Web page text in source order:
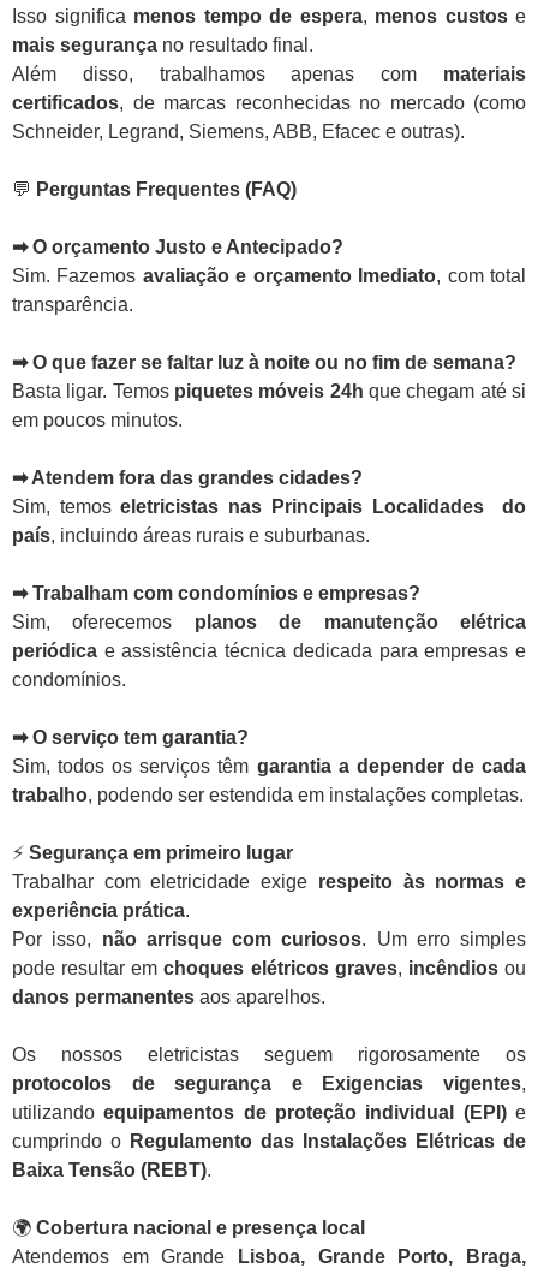
Isso significa menos tempo de espera, menos custose
mais segurança no resultado final.
Além disso, trabalhamos apenas com materiais
certificados, de marcas reconhecidas no mercado (como
Schneider, Legrand, Siemens, ABB, Efacec e outras).
💬 Perguntas Frequentes (FAQ)
➡ O orçamento Justo e Antecipado?
Sim. Fazemos avaliação e orçamento Imediato, com total
transparência.
➡ O que fazer se faltar luz à noite ou no fim de semana?
Basta ligar. Temos piquetes móveis 24h que chegam até si
em poucos minutos.
➡ Atendem fora das grandes cidades?
Sim, temoseletricistas nas Principais Localidades do
país, incluindo áreas rurais e suburbanas.
➡ Trabalham com condomínios e empresas?
Sim, oferecemos planos de manutenção elétrica
periódica e assistência técnica dedicada para empresas e
condomínios.
➡ O serviço tem garantia?
Sim, todos os serviços têm garantia a depender de cada
trabalho, podendo ser estendida em instalações completas.
⚡ Segurança em primeiro lugar
Trabalhar com eletricidade exige respeito às normas e
experiência prática.
Por isso, não arrisque com curiosos. Um erro simples
pode resultar emchoques elétricos graves, incêndiosou
danos permanentes aos aparelhos.
Os nossos eletricistas seguem rigorosamente os
protocolos de segurança e Exigencias vigentes,
utilizandoequipamentos de proteção individual (EPI)e
cumprindo o Regulamento das Instalações Elétricas de
Baixa Tensão (REBT).
🌍 Cobertura nacional e presença local
Atendemos em Grande
Lisboa, Grande Porto, Braga,